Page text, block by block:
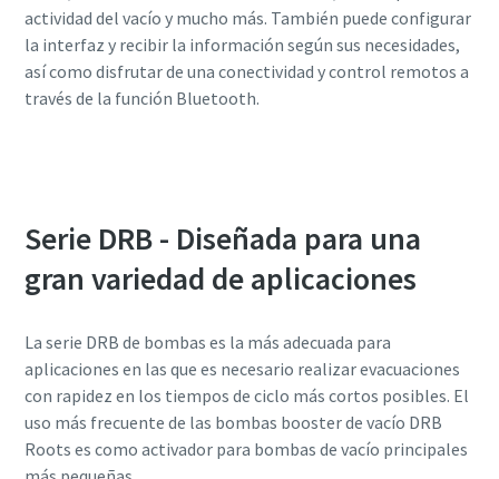
actividad del vacío y mucho más. También puede configurar
la interfaz y recibir la información según sus necesidades,
así como disfrutar de una conectividad y control remotos a
través de la función Bluetooth.
Serie DRB - Diseñada para una
gran variedad de aplicaciones
La serie DRB de bombas es la más adecuada para
aplicaciones en las que es necesario realizar evacuaciones
con rapidez en los tiempos de ciclo más cortos posibles. El
uso más frecuente de las bombas booster de vacío DRB
Roots es como activador para bombas de vacío principales